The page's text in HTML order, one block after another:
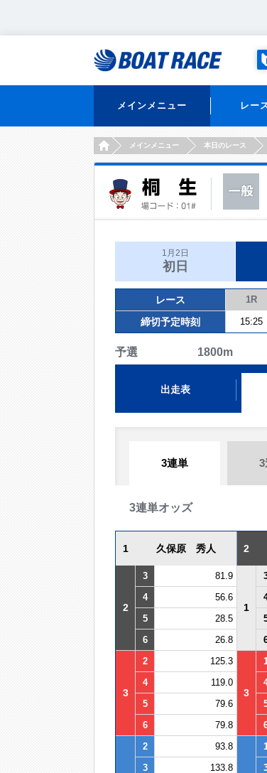
メインメニュー レー
HOMEメインメニュー 本日のレース
1月2日
初日
レース 1R
締切予定時刻 15:25
予選 1800m
出走表
3連単 3
3連単オッズ
1 久保原 秀人 2
2
3 81.9
1
4
56.6
5
28.5
6
26.8
3
2 125.3
3
4
119.0
5
79.6
6
79.8
2 93.8
3
133.8